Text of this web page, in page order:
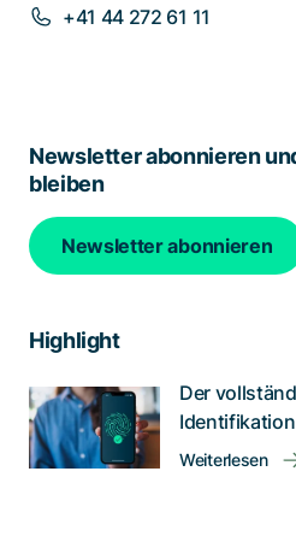
+41 44 272 61 11
Newsletter abonnieren
bleiben
Newsletter abonnieren
Highlight
Der
Identifikation
Weiterlesen